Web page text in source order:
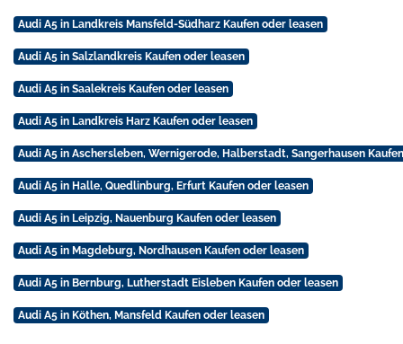
Audi A5 in Landkreis Mansfeld-Südharz Kaufen oder leasen
Audi A5 in Salzlandkreis Kaufen oder leasen
Audi A5 in Saalekreis Kaufen oder leasen
Audi A5 in Landkreis Harz Kaufen oder leasen
Audi A5 in Aschersleben, Wernigerode, Halberstadt, Sangerhausen
Audi A5 in Halle, Quedlinburg, Erfurt Kaufen oder leasen
Audi A5 in Leipzig, Nauenburg Kaufen oder leasen
Audi A5 in Magdeburg, Nordhausen Kaufen oder leasen
Audi A5 in Bernburg, Lutherstadt Eisleben Kaufen oder leasen
Audi A5 in Köthen, Mansfeld Kaufen oder leasen